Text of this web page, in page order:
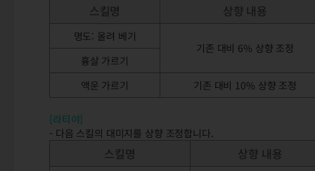
스킬명 상향 내용
명도: 올려 베기
기존 대비 6% 상향 조정
흉살 가르기
액운 가르기
기존 대비 10% 상향 조정
[라티야]
- 다음 스킬의 대미지를 상향 조정합니다.
스킬명 상향 내용